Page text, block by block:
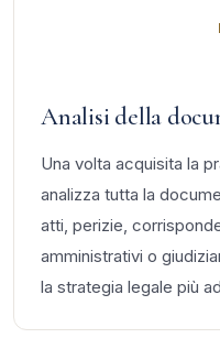
Analisi della
Una volta acquisita la
analizza tutta la
atti, perizie,
amministrativi o
la strategia legale più